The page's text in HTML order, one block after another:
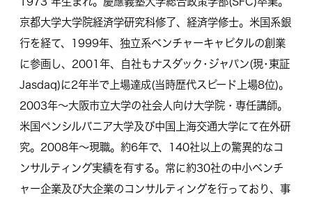
京都大学大学院経済学研究科修了、経済学修士。米国系銀
行を経て、1999年、独立系ベンチャーキャピタルの創業
に参画し、2001年、自社もナスダック･ジャパン(現･東証
Jasdaq)に2年半で上場達成(当時歴代スピード上場8位)。
2003年〜大阪市立大学の社会人向け大学院・専任講師。
米国ペンシルバニア大学及び中国上海交通大学にて在外研
究。2008年〜現職。約6年で、140社以上の驚異的なコ
ンサルティング実績を有する。常に約30社の中小ベンチ
ャー企業及び大企業のコンサルティングを行っており、事